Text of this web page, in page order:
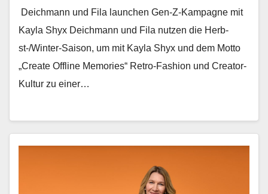
Deichmann und Fila launchen Gen-Z-Kampagne mit
Kayla Shyx Deich­mann und Fila nutzen die Herb­
st-/Win­ter-Sai­son, um mit Kay­la Shyx und dem Mot­to
„Cre­ate Offline Mem­o­ries“ Retro-Fash­ion und Cre­ator-
Kul­tur zu ein­er…